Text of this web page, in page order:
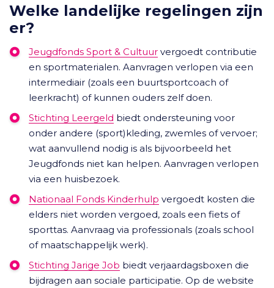
Welke landelijke regelingen zijn
er?
Jeugdfonds Sport & Cultuur vergoedt contributie
en sportmaterialen. Aanvragen verlopen via een
intermediair (zoals een buurtsportcoach of
leerkracht) of kunnen ouders zelf doen.
Stichting Leergeld biedt ondersteuning voor
onder andere (sport)kleding, zwemles of vervoer;
wat aanvullend nodig is als bijvoorbeeld het
Jeugdfonds niet kan helpen. Aanvragen verlopen
via een huisbezoek.
Nationaal Fonds Kinderhulp vergoedt kosten die
elders niet worden vergoed, zoals een fiets of
sporttas. Aanvraag via professionals (zoals school
of maatschappelijk werk).
Stichting Jarige Job biedt verjaardagsboxen die
bijdragen aan sociale participatie. Op de website